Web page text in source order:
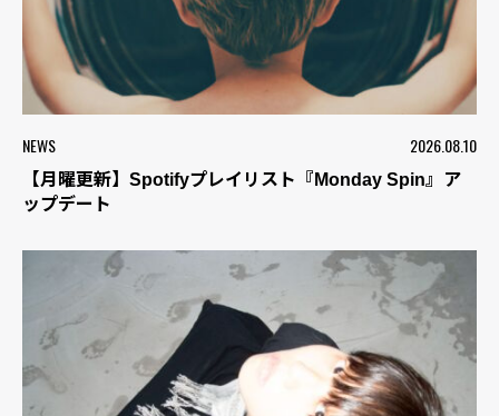
NEWS 2026.08.10
【月曜更新】Spotifyプレイリスト『Monday Spin』ア
ップデート